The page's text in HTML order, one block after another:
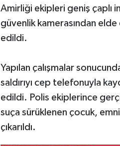
Amirliği ekipleri geniş çaplı
güvenlik kamerasından elde
edildi.
Yapılan çalışmalar
saldırıyı cep telefonuyla
edildi. Polis ekiplerince
suça sürüklenen çocuk,
çıkarıldı.